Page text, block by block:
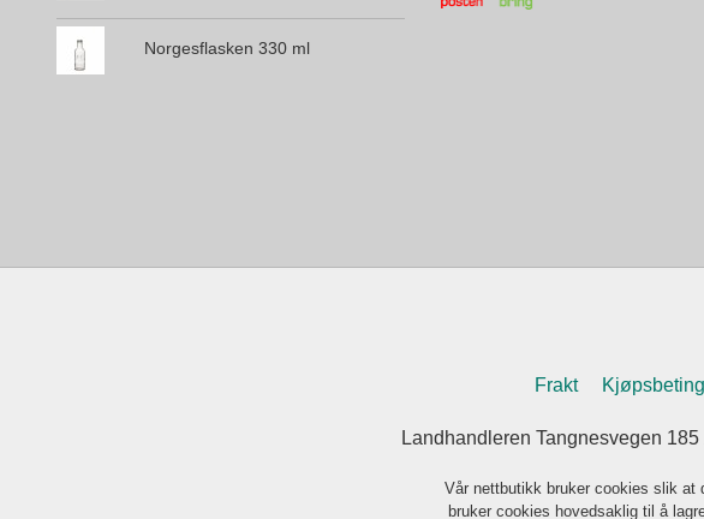
Norgesflasken 330 ml
Frakt
Landhandleren Tangnesvegen
Vår nettbutikk bruker cookies slik at
bruker cookies hovedsaklig til å